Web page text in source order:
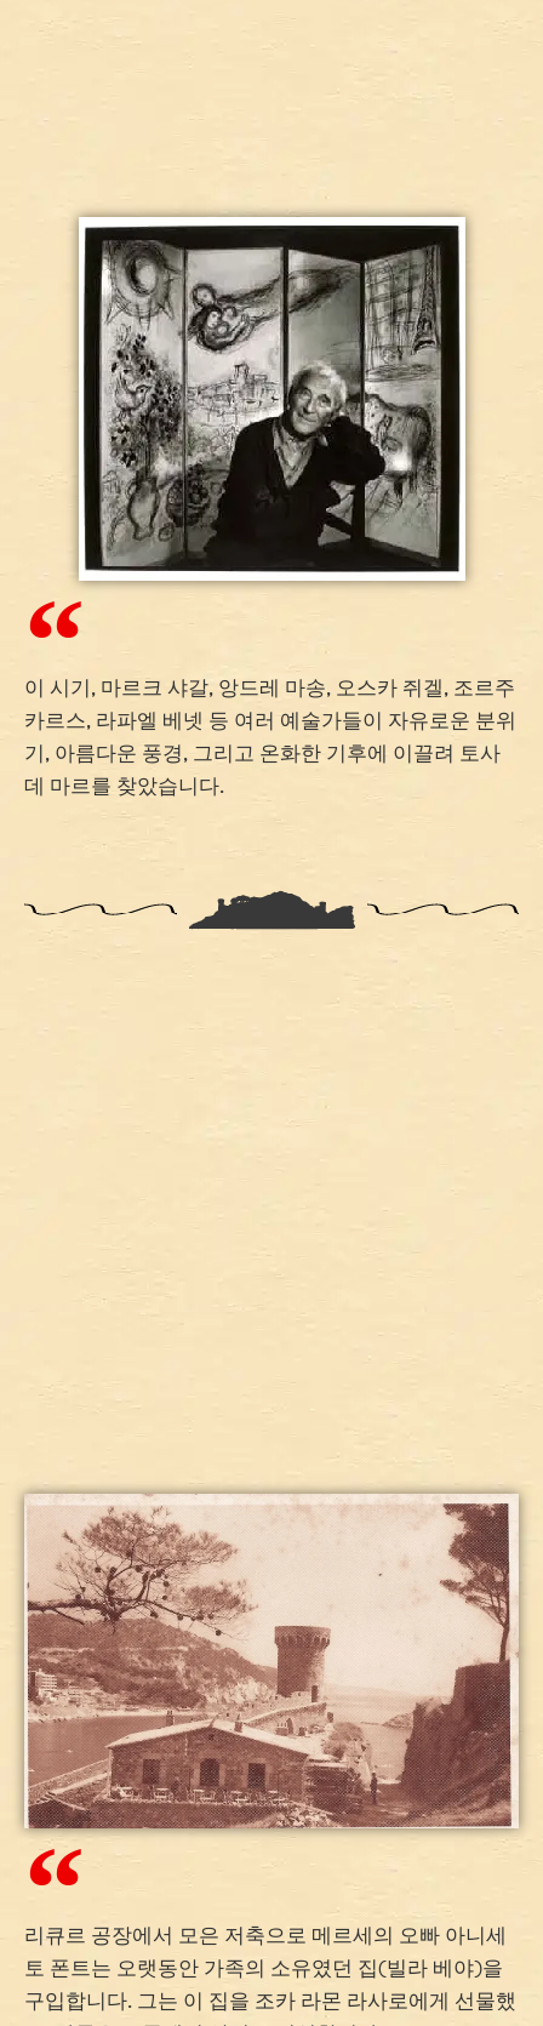
이 시기, 마르크 샤갈, 앙드레 마송, 오스카 쥐겔, 조르주
카르스, 라파엘 베넷 등 여러 예술가들이 자유로운 분위
기, 아름다운 풍경, 그리고 온화한 기후에 이끌려 토사
데 마르를 찾았습니다.
리큐르 공장에서 모은 저축으로 메르세의 오빠 아니세
토 폰트는 오랫동안 가족의 소유였던 집(빌라 베야)을
구입합니다. 그는 이 집을 조카 라몬 라사로에게 선물했